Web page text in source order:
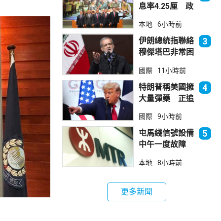
息率4.25厘 政
吸引力
本地 6小時前
伊朗總統指聯絡
穆傑塔巴非常困
製造分裂
3
國際 11小時前
特朗普稱美國擁
大量彈藥 正追
者」
4
國際 9小時前
屯馬綫信號設備
中午一度故障
時恢復
5
本地 8小時前
更多新聞